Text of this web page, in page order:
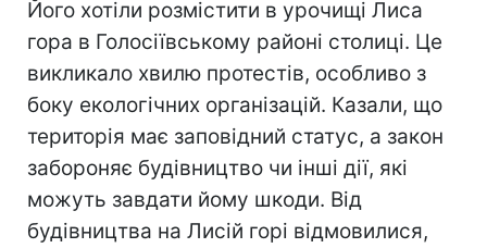
Його хотіли розмістити в урочищі Лиса
гора в Голосіївському районі столиці. Це
викликало хвилю протестів, особливо з
боку екологічних організацій. Казали, що
територія має заповідний статус, а закон
забороняє будівництво чи інші дії, які
можуть завдати йому шкоди. Від
будівництва на Лисій горі відмовилися,